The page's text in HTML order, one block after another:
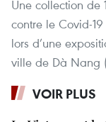
Une collection de
contre le Covid-
lors d’une
ville de Dà Nang
VOIR PLUS